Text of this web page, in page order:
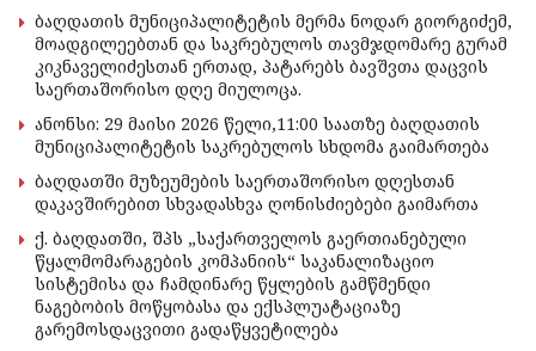
ბაღდათის მუნიციპალიტეტის მერმა ნოდარ გიორგიძემ,
მოადგილეებთან და საკრებულოს თავმჯდომარე გურამ
კიკნაველიძესთან ერთად, პატარებს ბავშვთა დაცვის
საერთაშორისო დღე მიულოცა.
ანონსი: 29 მაისი 2026 წელი,11:00 საათზე ბაღდათის
მუნიციპალიტეტის საკრებულოს სხდომა გაიმართება
ბაღდათში მუზეუმების საერთაშორისო დღესთან
დაკავშირებით სხვადასხვა ღონისძიებები გაიმართა
ქ. ბაღდათში, შპს „საქართველოს გაერთიანებული
წყალმომარაგების კომპანიის“ საკანალიზაციო
სისტემისა და ჩამდინარე წყლების გამწმენდი
ნაგებობის მოწყობასა და ექსპლუატაციაზე
გარემოსდაცვითი გადაწყვეტილება